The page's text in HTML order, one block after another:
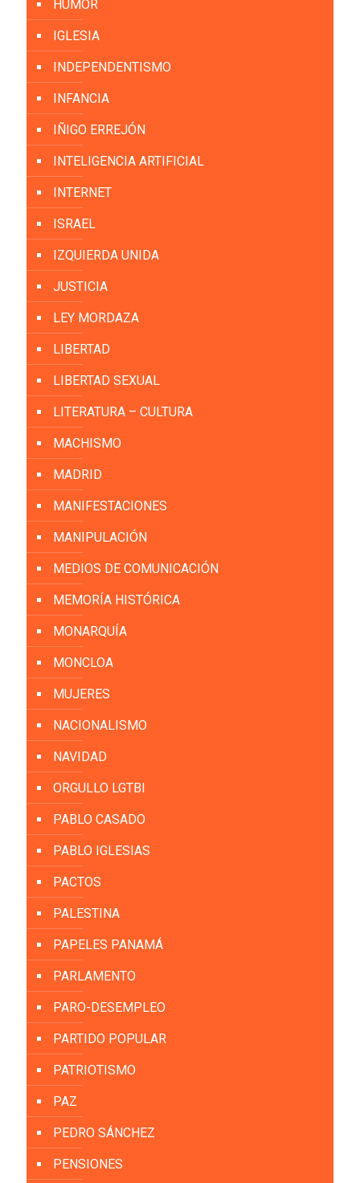
HUMOR
IGLESIA
INDEPENDENTISMO
INFANCIA
IÑIGO ERREJÓN
INTELIGENCIA ARTIFICIAL
INTERNET
ISRAEL
IZQUIERDA UNIDA
JUSTICIA
LEY MORDAZA
LIBERTAD
LIBERTAD SEXUAL
LITERATURA – CULTURA
MACHISMO
MADRID
MANIFESTACIONES
MANIPULACIÓN
MEDIOS DE COMUNICACIÓN
MEMORÍA HISTÓRICA
MONARQUÍA
MONCLOA
MUJERES
NACIONALISMO
NAVIDAD
ORGULLO LGTBI
PABLO CASADO
PABLO IGLESIAS
PACTOS
PALESTINA
PAPELES PANAMÁ
PARLAMENTO
PARO-DESEMPLEO
PARTIDO POPULAR
PATRIOTISMO
PAZ
PEDRO SÁNCHEZ
PENSIONES